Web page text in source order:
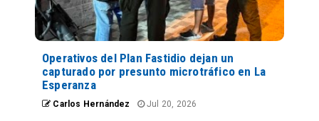
Operativos del Plan Fastidio dejan un
capturado por presunto microtráfico en La
Esperanza
Carlos Hernández Jul 20, 2026